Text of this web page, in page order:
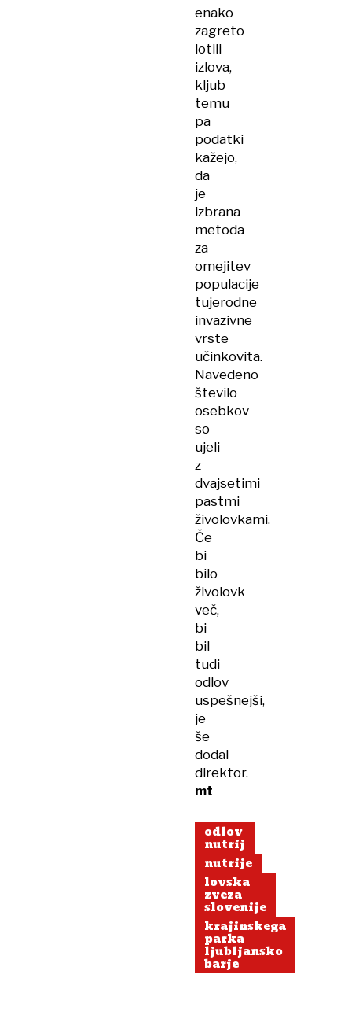
enako
zagreto
lotili
izlova,
kljub
temu
pa
podatki
kažejo,
da
je
izbrana
metoda
za
omejitev
populacije
tujerodne
invazivne
vrste
učinkovita.
Navedeno
število
osebkov
so
ujeli
z
dvajsetimi
pastmi
živolovkami.
Če
bi
bilo
živolovk
več,
bi
bil
tudi
odlov
uspešnejši,
je
še
dodal
direktor.
mt
odlov
nutrij
nutrije
lovska
zveza
slovenije
krajinskega
parka
ljubljansko
barje